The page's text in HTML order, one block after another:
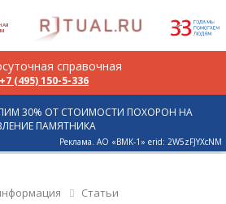
30% ОТ СТОИМОСТИ ПОХОРОН НА
ПАМЯТНИКА
Реклама. АО «ВМК-1» erid: 2W5zFJYXcNM
Статьи
справочная
+7 (495) 150-5-336